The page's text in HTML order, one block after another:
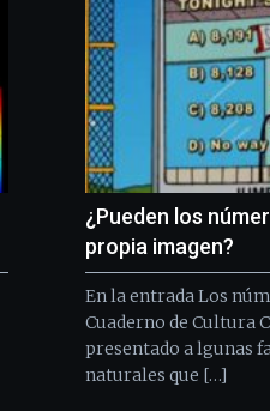
festival
ciudad
de
monólogos,
exposiciones,
conferencias,
y
espectáculos
del
¿Pueden los
propia imagen?
En la entrada Los
Cuaderno de Cultura
presentado a lgunas
naturales que […]